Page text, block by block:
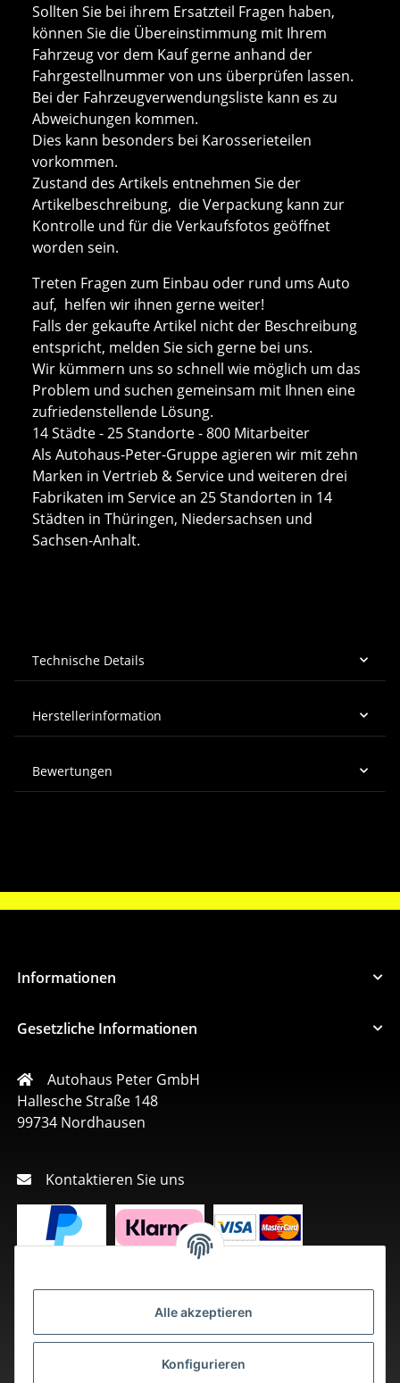
Alle akzeptieren
Konfigurieren
Sollten Sie bei ihrem Ersatzteil Fragen haben,
können Sie die Übereinstimmung mit Ihrem
Fahrzeug vor dem Kauf gerne anhand der
Fahrgestellnummer von uns überprüfen lassen.
Bei der Fahrzeugverwendungsliste kann es zu
Abweichungen kommen.
Dies kann besonders bei Karosserieteilen
vorkommen.
Zustand des Artikels entnehmen Sie der
Artikelbeschreibung, die Verpackung kann zur
Kontrolle und für die Verkaufsfotos geöffnet
worden sein.
Treten Fragen zum Einbau oder rund ums Auto
auf, helfen wir ihnen gerne weiter!
Falls der gekaufte Artikel nicht der Beschreibung
entspricht, melden Sie sich gerne bei uns.
Wir kümmern uns so schnell wie möglich um das
Problem und suchen gemeinsam mit Ihnen eine
zufriedenstellende Lösung.
14 Städte - 25 Standorte - 800 Mitarbeiter
Als Autohaus-Peter-Gruppe agieren wir mit zehn
Marken in Vertrieb & Service und weiteren drei
Fabrikaten im Service an 25 Standorten in 14
Städten in Thüringen, Niedersachsen und
Sachsen-Anhalt.
Technische Details
Herstellerinformation
Bewertungen
Informationen
Gesetzliche Informationen
Autohaus Peter GmbH
Hallesche Straße 148
99734 Nordhausen
Kontaktieren Sie uns